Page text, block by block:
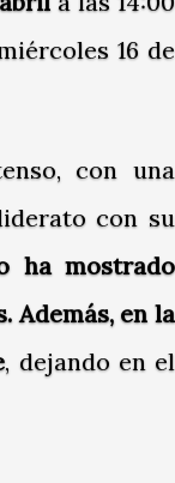
16 de
con una
con su
ha mostrado
Además, en la
, dejando en el